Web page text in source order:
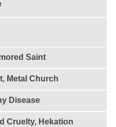
Saint
Metal Church
Disease
Cruelty, Hekation